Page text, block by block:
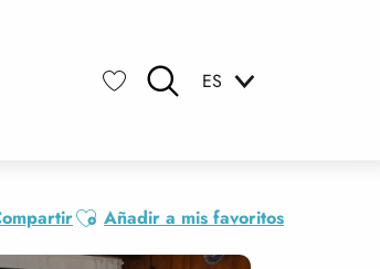
ES
Ajouter aux favoris
Añadir a mis favoritos